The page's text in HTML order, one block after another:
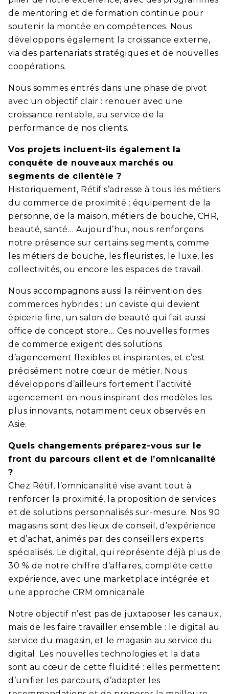
de mentoring et de formation continue pour
soutenir la montée en compétences. Nous
développons également la croissance externe,
via des partenariats stratégiques et de nouvelles
coopérations.
Nous sommes entrés dans une phase de pivot
avec un objectif clair : renouer avec une
croissance rentable, au service de la
performance de nos clients.
Vos projets incluent-ils également la
conquête de nouveaux marchés ou
segments de clientèle ?
Historiquement, Rétif s’adresse à tous les métiers
du commerce de proximité : équipement de la
personne, de la maison, métiers de bouche, CHR,
beauté, santé… Aujourd’hui, nous renforçons
notre présence sur certains segments, comme
les métiers de bouche, les fleuristes, le luxe, les
collectivités, ou encore les espaces de travail.
Nous accompagnons aussi la réinvention des
commerces hybrides : un caviste qui devient
épicerie fine, un salon de beauté qui fait aussi
office de concept store… Ces nouvelles formes
de commerce exigent des solutions
d’agencement flexibles et inspirantes, et c’est
précisément notre cœur de métier. Nous
développons d’ailleurs fortement l’activité
agencement en nous inspirant des modèles les
plus innovants, notamment ceux observés en
Asie.
Quels changements préparez-vous sur le
front du parcours client et de l’omnicanalité
?
Chez Rétif, l’omnicanalité vise avant tout à
renforcer la proximité, la proposition de services
et de solutions personnalisés sur-mesure. Nos 90
magasins sont des lieux de conseil, d’expérience
et d’achat, animés par des conseillers experts
spécialisés. Le digital, qui représente déjà plus de
30 % de notre chiffre d’affaires, complète cette
expérience, avec une marketplace intégrée et
une approche CRM omnicanale.
Notre objectif n’est pas de juxtaposer les canaux,
mais de les faire travailler ensemble : le digital au
service du magasin, et le magasin au service du
digital. Les nouvelles technologies et la data
sont au cœur de cette fluidité : elles permettent
d’unifier les parcours, d’adapter les